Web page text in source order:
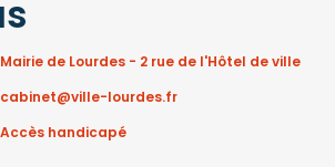
Mairie de Lourdes - 2 rue de l'Hôtel de ville
cabinet@ville-lourdes.fr
Accès handicapé